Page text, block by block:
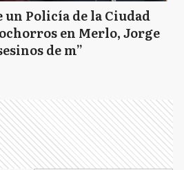
Policía de la Ciudad
en Merlo, Jorge
de m”